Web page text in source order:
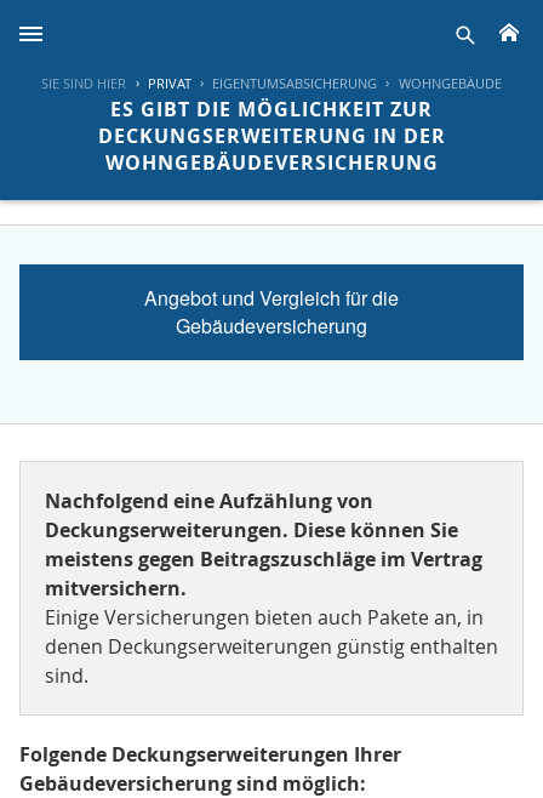
SIE SIND HIER PRIVAT EIGENTUMSABSICHERUNG WOHNGEBÄUDE
ES GIBT DIE MÖGLICHKEIT ZUR
DECKUNGSERWEITERUNG IN DER
WOHNGEBÄUDEVERSICHERUNG
Angebot und Vergleich für die
Gebäudeversicherung
Nachfolgend eine Aufzählung von
Deckungserweiterungen. Diese können Sie
meistens gegen Beitragszuschläge im Vertrag
mitversichern.
Einige Versicherungen bieten auch Pakete an, in
denen Deckungserweiterungen günstig enthalten
sind.
Folgende Deckungserweiterungen Ihrer
Gebäudeversicherung sind möglich: